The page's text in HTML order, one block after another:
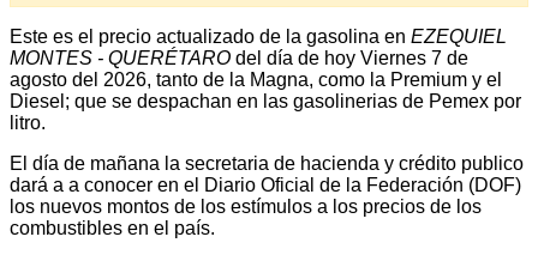
Este es el precio actualizado de la gasolina en EZEQUIEL
MONTES - QUERÉTARO del día de hoy Viernes 7 de
agosto del 2026, tanto de la Magna, como la Premium y el
Diesel; que se despachan en las gasolinerias de Pemex por
litro.
El día de mañana la secretaria de hacienda y crédito publico
dará a a conocer en el Diario Oficial de la Federación (DOF)
los nuevos montos de los estímulos a los precios de los
combustibles en el país.